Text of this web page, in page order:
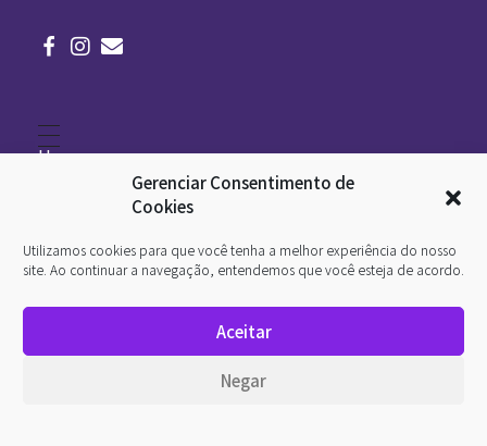
Gerenciar Consentimento de
Cookies
Utilizamos cookies para que você tenha a melhor experiência do nosso
site. Ao continuar a navegação, entendemos que você esteja de acordo.
Aceitar
Negar
Home
Arte
O que é arte
InternetArt
Quem somos
viajamos nessa poética. Todos os direitos reservados